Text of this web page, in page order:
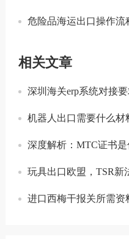
危险品海运出口操作
相关文章
深圳海关erp系统对接
机器人出口需要什么材
深度解析：MTC证书
玩具出口欧盟，TSR新
进口西梅干报关所需资